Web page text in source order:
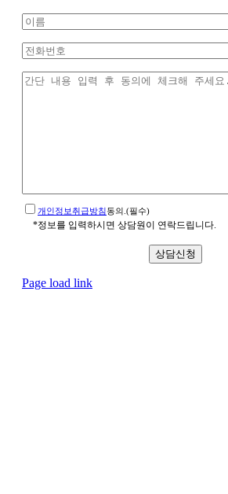
Bar
Area
개인정보취급방침동의.(필수)
*정보를 입력하시면 상담원이 연락드립니다.
Page load link